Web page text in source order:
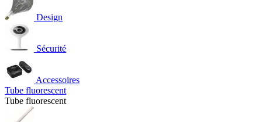
Design
Sécurité
Accessoires
Tube fluorescent
Tube fluorescent